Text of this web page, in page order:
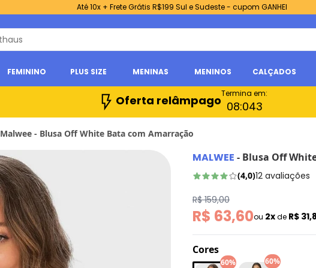
Até 10x + Frete Grátis R$199 Sul e Sudeste - cupom GANHEI
FEMININO PLUS SIZE MENINAS MENINOS CALÇADOS
Oferta relâmpagoTermina em:
08:041
Malwee - Blusa Off White Bata com Amarração
MALWEE - Blusa Off
(4,0)12 avaliações
R$ 159,00
R$ 63,60ou 2xde R$
Cores
60% 60%